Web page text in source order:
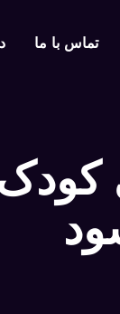
تماس با ما
تعاملی